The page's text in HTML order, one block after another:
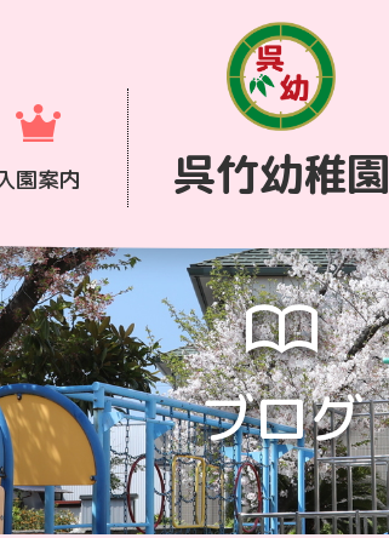
呉竹幼稚園
園案内
ブログ